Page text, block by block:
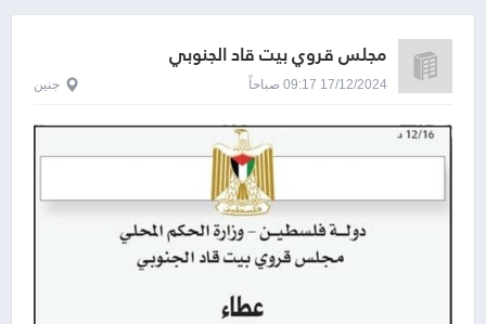
مجلس قروي بيت قاد الجنوبي
17/12/2024 09:17 صباحاً جنين